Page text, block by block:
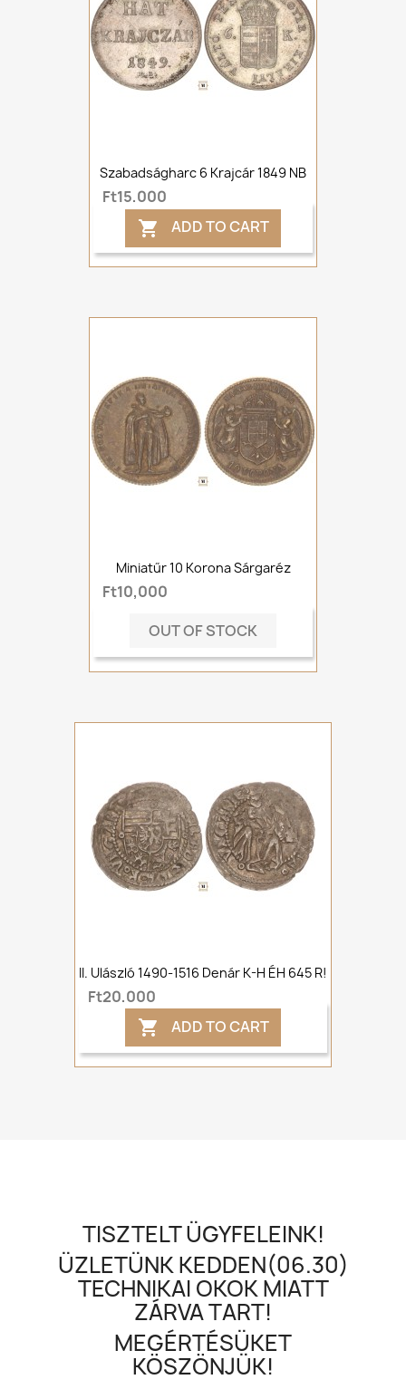
Szabadságharc 6 Krajcár 1849 NB
Ft15,000
 ADD TO CART
Miniatűr 10 Korona Sárgaréz
Ft10,000
OUT OF STOCK
II. Ulászló 1490-1516 Denár K-H ÉH 645 R!
Ft20,000
 ADD TO CART
TISZTELT ÜGYFELEINK!
ÜZLETÜNK KEDDEN(06.30)
TECHNIKAI OKOK MIATT
ZÁRVA TART!
MEGÉRTÉSÜKET
KÖSZÖNJÜK!